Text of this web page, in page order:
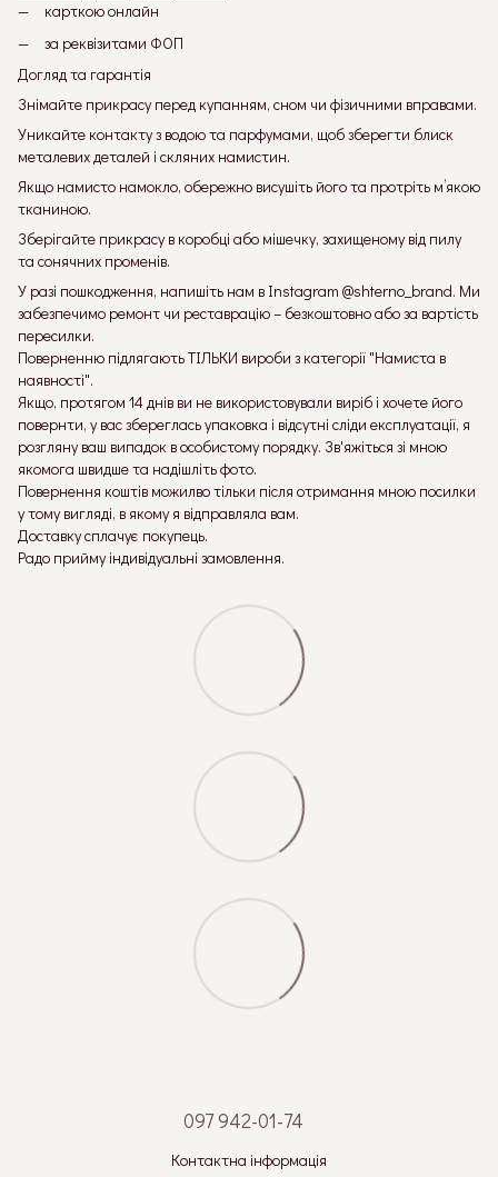
карткою онлайн
за реквізитами ФОП
Догляд та гарантія
Знімайте прикрасу перед купанням, сном чи фізичними вправами.
Уникайте контакту з водою та парфумами, щоб зберегти блиск
металевих деталей і скляних намистин.
Якщо намисто намокло, обережно висушіть його та протріть м’якою
тканиною.
Зберігайте прикрасу в коробці або мішечку, захищеному від пилу
та сонячних променів.
У разі пошкодження, напишіть нам в Instagram @shterno_brand. Ми
забезпечимо ремонт чи реставрацію – безкоштовно або за вартість
пересилки.
Поверненню підлягають ТІЛЬКИ вироби з категорії "Намиста в
наявності".
Якщо, протягом 14 днів ви не використовували виріб і хочете його
повернти, у вас збереглась упаковка і відсутні сліди експлуатації, я
розгляну ваш випадок в особистому порядку. Зв'яжіться зі мною
якомога швидше та надішліть фото.
Повернення коштів можилво тільки після отримання мною посилки
у тому вигляді, в якому я відправляла вам.
Доставку сплачує покупець.
Радо прийму індивідуальні замовлення.
097 942-01-74
Контактна інформація